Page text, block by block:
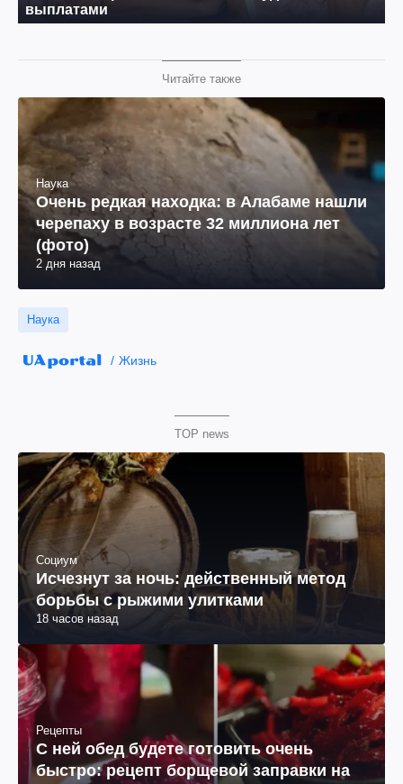
Читайте также
Наука
Очень редкая находка: в Алабаме нашли
черепаху в возрасте 32 миллиона лет
(фото)
2 дня назад
Наука
Жизнь
TOP news
Социум
Исчезнут за ночь: действенный метод
борьбы с рыжими улитками
18 часов назад
Рецепты
С ней обед будете готовить очень
быстро: рецепт борщевой заправки на